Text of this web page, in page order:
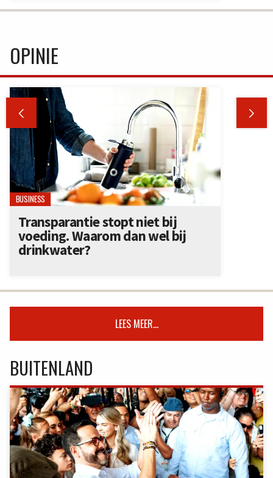
OPINIE
 
BUSINESS
Transparantie stopt niet bij
voeding. Waarom dan wel bij
drinkwater?
LEES MEER...
BUITENLAND